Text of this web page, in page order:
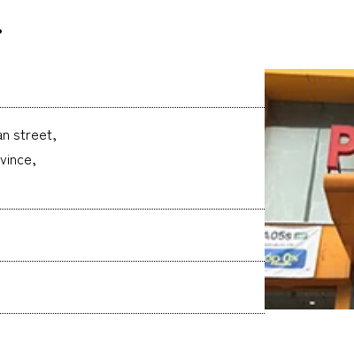
連・精密機器輸送
アフリカ
輸送
インセット
複合一貫
・沿革
シティ
FAQ
street,